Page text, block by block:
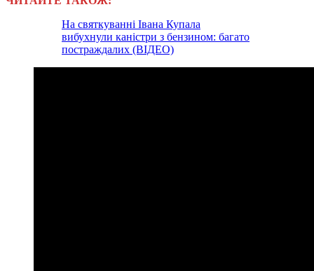
На святкуванні Івана Купала
вибухнули каністри з бензином: багато
постраждалих (ВІДЕО)